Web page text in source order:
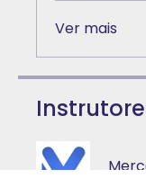
Ver mais